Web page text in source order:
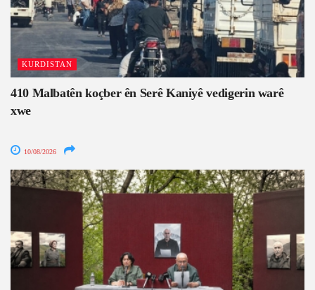
KURDISTAN
410 Malbatên koçber ên Serê Kaniyê vedigerin warê
xwe
10/08/2026